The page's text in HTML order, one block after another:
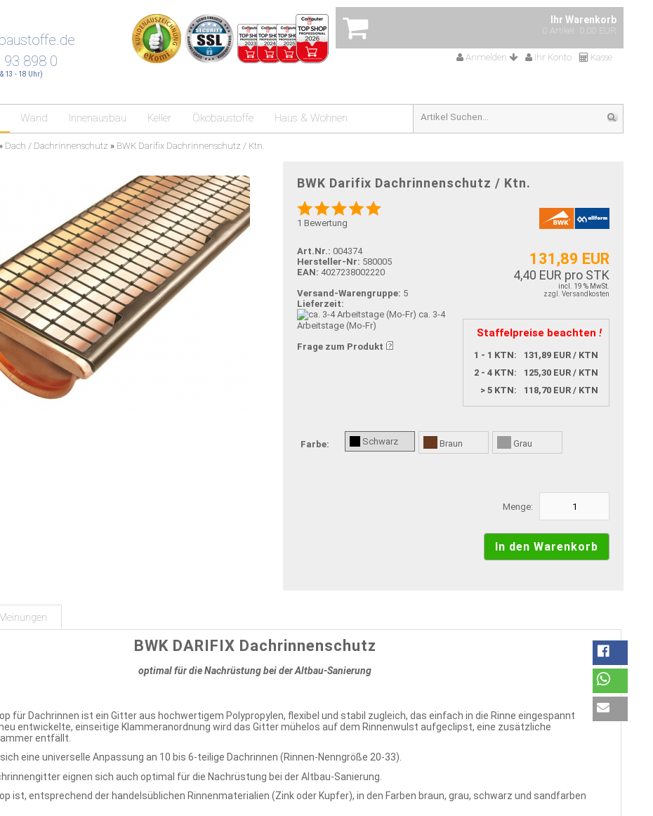
Ihr Warenkorb
0 Artikel 0,00 EUR
Anmelden Ihr Konto Kasse
898 0
13 - 18 Uhr)
Wand Innenausbau Keller Ökobaustoffe Haus & Wohnen
» Dach / Dachrinnenschutz » BWK Darifix Dachrinnenschutz / Ktn.
BWK Darifix Dachrinnenschutz / Ktn.
1 Bewertung
131,89 EUR
4,40 EUR pro STK
incl. 19 % MwSt.
zzgl. Versandkosten
Staffelpreise beachten !
1 - 1 KTN:
131,89 EUR / KTN
2 - 4 KTN:
125,30 EUR / KTN
> 5 KTN:
118,70 EUR / KTN
Art.Nr.: 004374
Hersteller-Nr: 580005
EAN: 4027238002220
Versand-Warengruppe: 5
Lieferzeit:
ca. 3-4
Arbeitstage (Mo-Fr)
Frage zum Produkt
Farbe: Schwarz Braun Grau
Menge:
Meinungen
BWK DARIFIX Dachrinnenschutz
optimal für die Nachrüstung bei der Altbau-Sanierung
für Dachrinnen ist ein Gitter aus hochwertigem Polypropylen, flexibel und stabil zugleich, das einfach in die Rinne eingespannt
entwickelte, einseitige Klammeranordnung wird das Gitter mühelos auf dem Rinnenwulst aufgeclipst, eine zusätzliche
entfällt.
eine universelle Anpassung an 10 bis 6-teilige Dachrinnen (Rinnen-Nenngröße 20-33).
eignen sich auch optimal für die Nachrüstung bei der Altbau-Sanierung.
ist, entsprechend der handelsüblichen Rinnenmaterialien (Zink oder Kupfer), in den Farben braun, grau, schwarz und sandfarben